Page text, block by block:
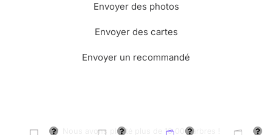
Envoyer des photos
Envoyer des cartes
Envoyer un recommandé
🌳 Nous avons planté plus de 13.000 arbres !